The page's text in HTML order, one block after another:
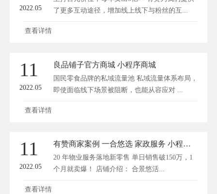
2022.05
了更多互动途径，增加线上线下与粉丝的互...
查看详情
11
2022.05
良品铺子官方商城 小程序商城
国民零食品牌的私域流量池 私域流量体系布局，
即使面临线下场景被阻断，也能从容应对 ...
查看详情
11
2022.05
有赞商家案例 一合悠选 家政服务 小程序商城
20 年物业服务落地新零售 单日销售破150万，1
个月就卖爆！ 店铺介绍： 合景悠活...
查看详情